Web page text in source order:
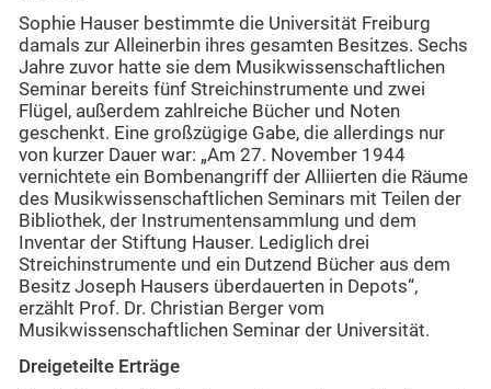
Sophie Hauser bestimmte die Universität Freiburg
damals zur Alleinerbin ihres gesamten Besitzes. Sechs
Jahre zuvor hatte sie dem Musikwissenschaftlichen
Seminar bereits fünf Streichinstrumente und zwei
Flügel, außerdem zahlreiche Bücher und Noten
geschenkt. Eine großzügige Gabe, die allerdings nur
von kurzer Dauer war: „Am 27. November 1944
vernichtete ein Bombenangriff der Alliierten die Räume
des Musikwissenschaftlichen Seminars mit Teilen der
Bibliothek, der Instrumentensammlung und dem
Inventar der Stiftung Hauser. Lediglich drei
Streichinstrumente und ein Dutzend Bücher aus dem
Besitz Joseph Hausers überdauerten in Depots“,
erzählt Prof. Dr. Christian Berger vom
Musikwissenschaftlichen Seminar der Universität.
Dreigeteilte Erträge